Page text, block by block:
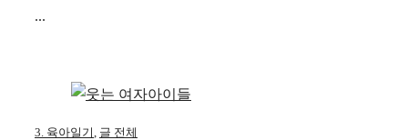
...
3. 육아일기 글 전체